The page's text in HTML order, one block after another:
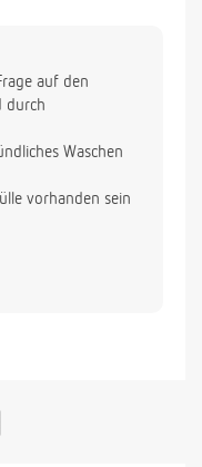
auf den
durch
Waschen
vorhanden sein